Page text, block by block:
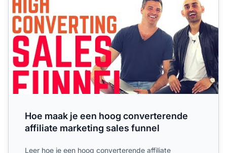
Hoe maak je een hoog converterende
affiliate marketing sales funnel
Leer hoe je een hoog converterende affiliate